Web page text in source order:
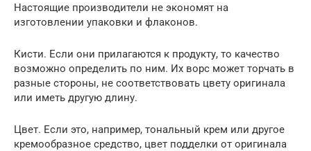
Настоящие производители не экономят на
изготовлении упаковки и флаконов.
Кисти. Если они прилагаются к продукту, то качество
возможно определить по ним. Их ворс может торчать в
разные стороны, не соответствовать цвету оригинала
или иметь другую длину.
Цвет. Если это, например, тональный крем или другое
кремообразное средство, цвет подделки от оригинала